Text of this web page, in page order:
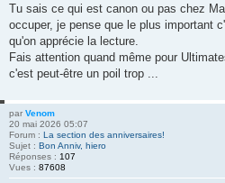
Tu sais ce qui est canon ou pas chez
occuper, je pense que le plus important
qu'on apprécie la lecture.
Fais attention quand même pour
c'est peut-être un poil trop ...
par Venom
20 mai 2026 05:07
Forum : La section des anniversaires!
Sujet : Bon Anniv, hiero
Réponses : 107
Vues : 87608